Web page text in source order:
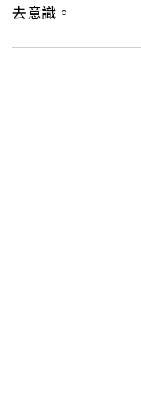
去意識。